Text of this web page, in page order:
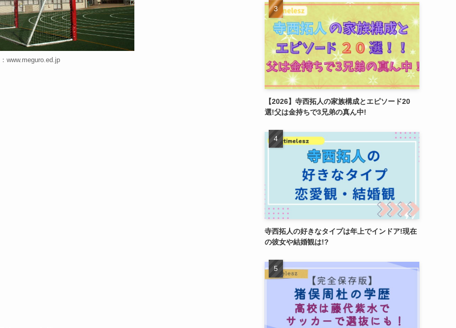
www.meguro.ed.jp
【2026】寺西拓人の家族構成とエピソード20
選!父は金持ちで3兄弟の真ん中!
寺西拓人の好きなタイプは年上でインドア!現在
の彼女や結婚観は!?